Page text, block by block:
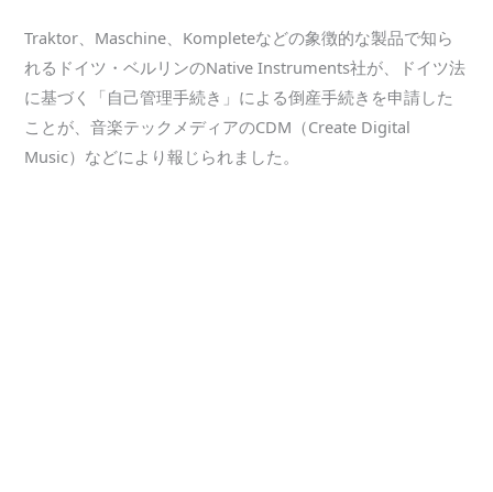
Traktor、Maschine、Kompleteなどの象徴的な製品で知ら
れるドイツ・ベルリンのNative Instruments社が、ドイツ法
に基づく「自己管理手続き」による倒産手続きを申請した
ことが、音楽テックメディアのCDM（Create Digital
Music）などにより報じられました。